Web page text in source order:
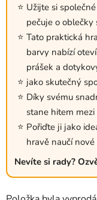
Užijte si
pečuje o oblečky
Tato praktická
barvy nabízí
prášek a
jako skutečný
Díky svému
stane hitem
Pořiďte ji jako
hravě naučí
Nevíte si rady?